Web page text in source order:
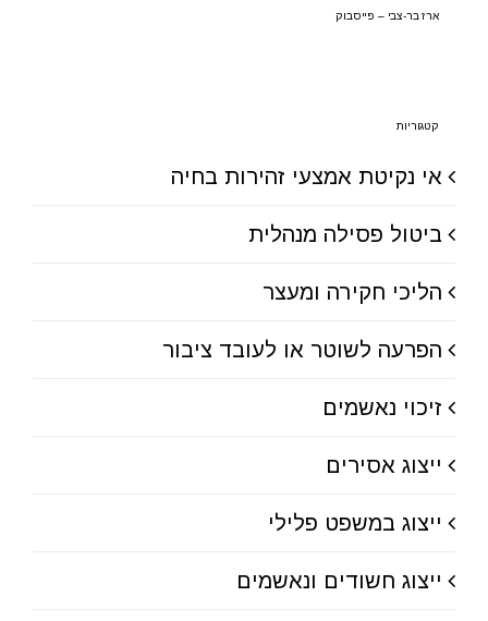
ארז בר-צבי – פייסבוק
קטגוריות
אי נקיטת אמצעי זהירות בחיה
ביטול פסילה מנהלית
הליכי חקירה ומעצר
הפרעה לשוטר או לעובד ציבור
זיכוי נאשמים
ייצוג אסירים
ייצוג במשפט פלילי
ייצוג חשודים ונאשמים